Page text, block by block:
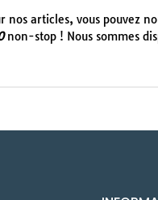
nos articles, vous pouvez
non-stop ! Nous sommes